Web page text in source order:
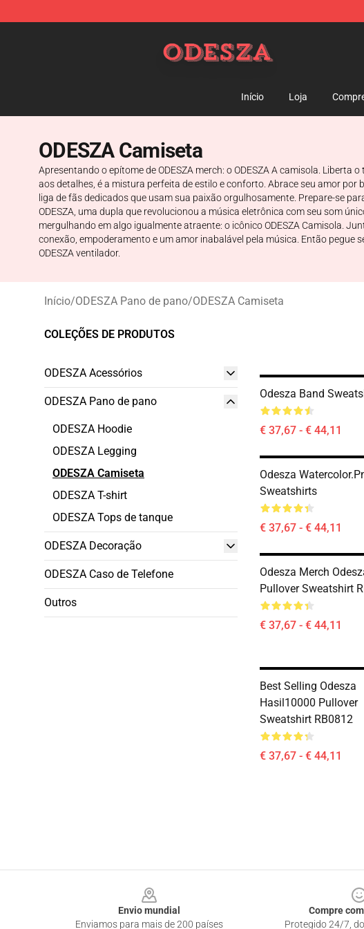
Início Loja
ODESZA Camiseta
Apresentando o epítome de ODESZA merch: o ODESZA A camisola.
aos detalhes, é a mistura perfeita de estilo e conforto. Abrace seu amor
liga de fãs dedicados que usam sua paixão orgulhosamente. Prepare-se
ODESZA, uma dupla que revolucionou a música eletrônica com seu som
mergulhando em algo igualmente atraente: o icônico ODESZA Camisola.
conexão, empoderamento e um amor inabalável pela música. Então
ODESZA ventilador.
Início/ODESZA Pano de pano/ODESZA Camiseta
COLEÇÕES DE PRODUTOS
ODESZA Acessórios
ODESZA Pano de pano
ODESZA Hoodie
ODESZA Legging
ODESZA Camiseta
ODESZA T-shirt
ODESZA Tops de tanque
ODESZA Decoração
ODESZA Caso de Telefone
Outros
Odesza Band
€ 37,67 - € 44,11
Odesza
Sweatshirts
€ 37,67 - € 44,11
Odesza Merch
Pullover Sweatshirt
€ 37,67 - € 44,11
Best Selling Odesza
Hasil10000 Pullover
Sweatshirt RB0812
€ 37,67 - € 44,11
Envio mundial
Enviamos para mais de 200 países
Compre
Protegido 24/7,